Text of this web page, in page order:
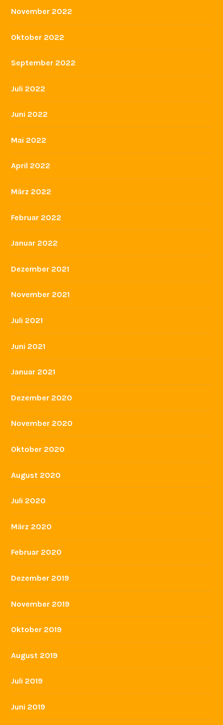
November 2022
Oktober 2022
September 2022
Juli 2022
Juni 2022
Mai 2022
April 2022
März 2022
Februar 2022
Januar 2022
Dezember 2021
November 2021
Juli 2021
Juni 2021
Januar 2021
Dezember 2020
November 2020
Oktober 2020
August 2020
Juli 2020
März 2020
Februar 2020
Dezember 2019
November 2019
Oktober 2019
August 2019
Juli 2019
Juni 2019